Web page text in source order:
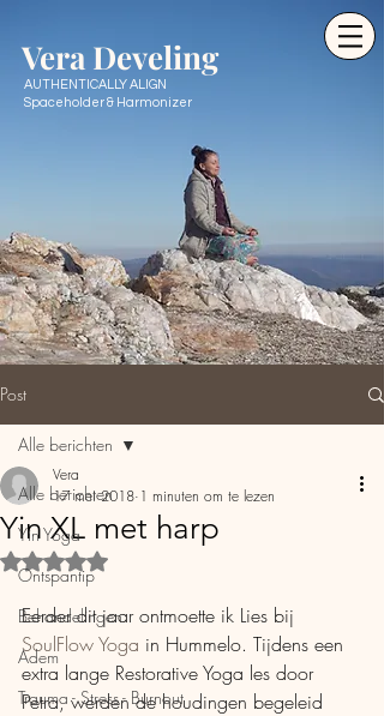
Vera Develing
AUTHENTICALLY ALIGN
Spaceholder & Harmonizer
Post
Alle berichten
Yin Yoga
Ontspantip
Behandelingen
Adem
Trauma - Stress - Burnout
Alle berichten
Yin XL met harp
Vera
17 mei 2018 1 minuten om te lezen
Beoordeeld met NaN uit 5 sterren.
Eerder dit jaar ontmoette ik Lies bij
SoulFlow Yoga in Hummelo. Tijdens een
extra lange Restorative Yoga les door
Petra, werden de houdingen begeleid